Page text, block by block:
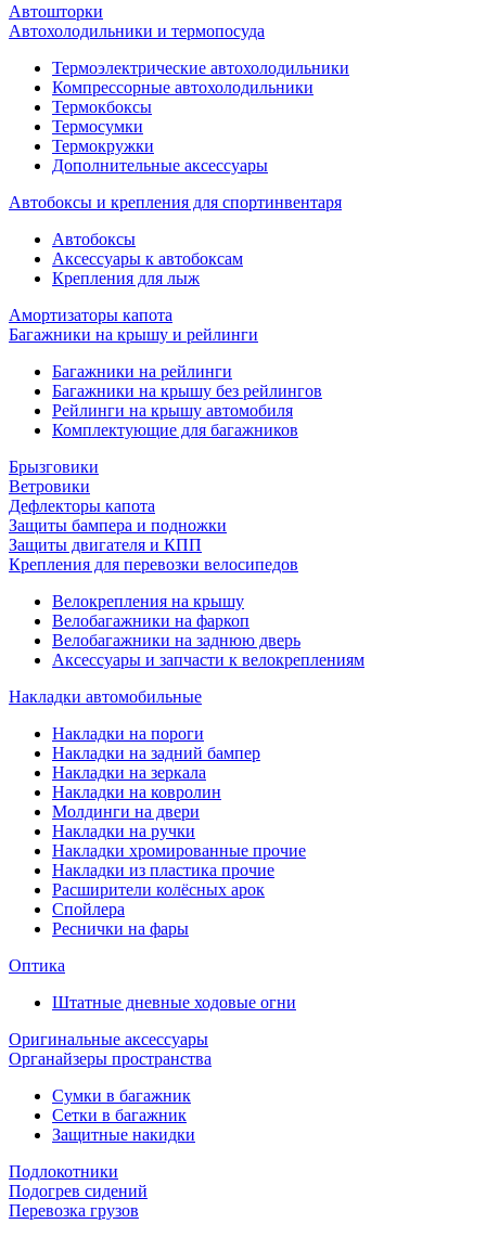
Автошторки
Автохолодильники и термопосуда
Термоэлектрические автохолодильники
Компрессорные автохолодильники
Термокбоксы
Термосумки
Термокружки
Дополнительные аксессуары
Автобоксы и крепления для спортинвентаря
Автобоксы
Аксессуары к автобоксам
Крепления для лыж
Амортизаторы капота
Багажники на крышу и рейлинги
Багажники на рейлинги
Багажники на крышу без рейлингов
Рейлинги на крышу автомобиля
Комплектующие для багажников
Брызговики
Ветровики
Дефлекторы капота
Защиты бампера и подножки
Защиты двигателя и КПП
Крепления для перевозки велосипедов
Велокрепления на крышу
Велобагажники на фаркоп
Велобагажники на заднюю дверь
Аксессуары и запчасти к велокреплениям
Накладки автомобильные
Накладки на пороги
Накладки на задний бампер
Накладки на зеркала
Накладки на ковролин
Молдинги на двери
Накладки на ручки
Накладки хромированные прочие
Накладки из пластика прочие
Расширители колёсных арок
Спойлера
Реснички на фары
Оптика
Штатные дневные ходовые огни
Оригинальные аксессуары
Органайзеры пространства
Сумки в багажник
Сетки в багажник
Защитные накидки
Подлокотники
Подогрев сидений
Перевозка грузов